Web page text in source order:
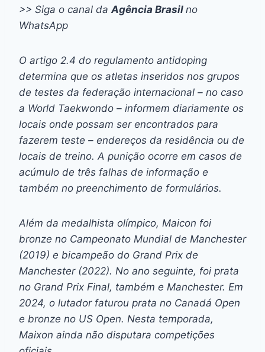
>> Siga o canal da Agência Brasil no
WhatsApp
O artigo 2.4 do regulamento antidoping
determina que os atletas inseridos nos grupos
de testes da federação internacional – no caso
a World Taekwondo – informem diariamente os
locais onde possam ser encontrados para
fazerem teste – endereços da residência ou de
locais de treino. A punição ocorre em casos de
acúmulo de três falhas de informação e
também no preenchimento de formulários.
Além da medalhista olímpico, Maicon foi
bronze no Campeonato Mundial de Manchester
(2019) e bicampeão do Grand Prix de
Manchester (2022). No ano seguinte, foi prata
no Grand Prix Final, também e Manchester. Em
2024, o lutador faturou prata no Canadá Open
e bronze no US Open. Nesta temporada,
Maixon ainda não disputara competições